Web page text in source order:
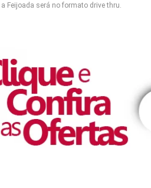
Feijoada será no formato drive thru.